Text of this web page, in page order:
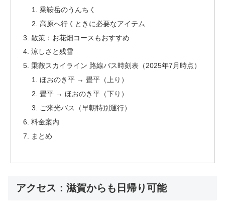
乗鞍岳のうんちく
高原へ行くときに必要なアイテム
散策：お花畑コースもおすすめ
涼しさと残雪
乗鞍スカイライン 路線バス時刻表（2025年7月時点）
ほおのき平 → 畳平（上り）
畳平 → ほおのき平（下り）
ご来光バス（早朝特別運行）
料金案内
まとめ
アクセス：滋賀からも日帰り可能